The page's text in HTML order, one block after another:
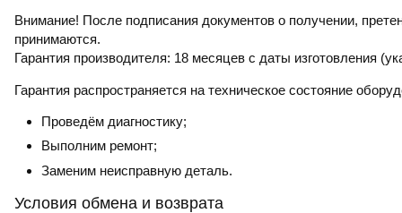
Внимание! После подписания документов о получении,
принимаются.
Гарантия производителя: 18 месяцев с даты изготовления
Гарантия распространяется на техническое состояние
Проведём диагностику;
Выполним ремонт;
Заменим неисправную деталь.
Условия обмена и возврата